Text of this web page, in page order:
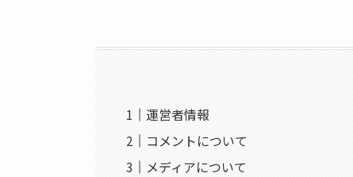
運営者情報
コメントについて
メディアについて